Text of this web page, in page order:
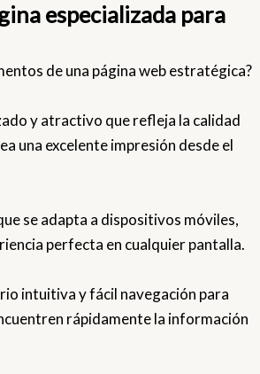
especializada para
de una página web estratégica?
y atractivo que refleja la calidad
una excelente impresión desde el
se adapta a dispositivos móviles,
perfecta en cualquier pantalla.
intuitiva y fácil navegación para
rápidamente la información